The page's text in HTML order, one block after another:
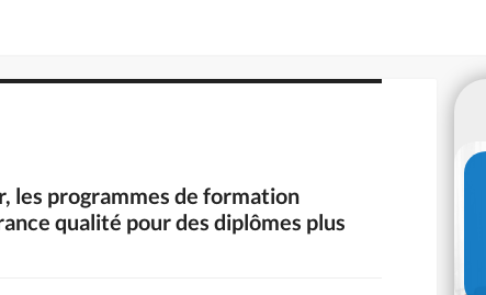
les programmes de formation
qualité pour des diplômes plus